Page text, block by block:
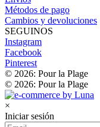
Métodos de pago
Cambios y devoluciones
SEGUINOS
Instagram
Facebook
Pinterest
© 2026: Pour la Plage
© 2026: Pour la Plage
×
Iniciar sesión